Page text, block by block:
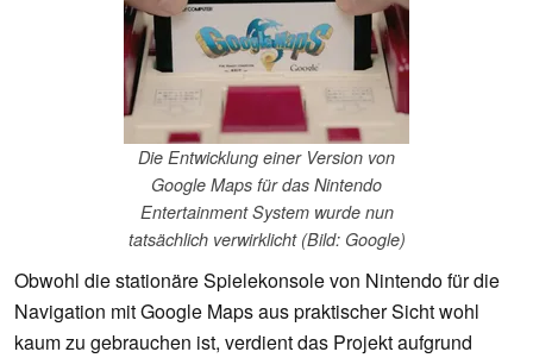
Die Entwicklung einer Version von
Google Maps für das Nintendo
Entertainment System wurde nun
tatsächlich verwirklicht (Bild: Google)
Obwohl die stationäre Spielekonsole von Nintendo für die
Navigation mit Google Maps aus praktischer Sicht wohl
kaum zu gebrauchen ist, verdient das Projekt aufgrund